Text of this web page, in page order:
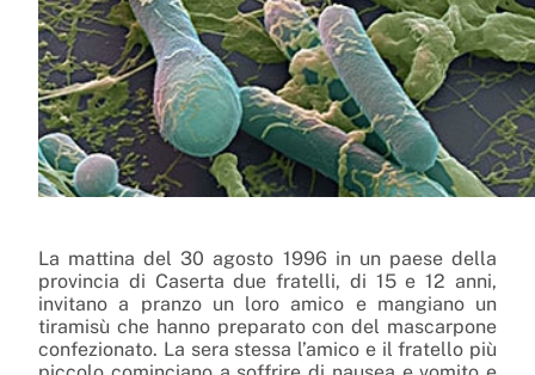
La mattina del 30 agosto 1996 in un paese della
provincia di Caserta due fratelli, di 15 e 12 anni,
invitano a pranzo un loro amico e mangiano un
tiramisù che hanno preparato con del mascarpone
confezionato. La sera stessa l’amico e il fratello più